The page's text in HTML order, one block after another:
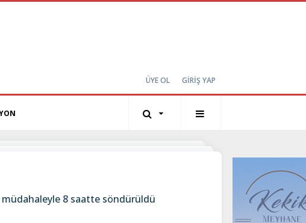
ÜYE OL GİRİŞ YAP
müdahaleyle 8 saatte söndürüldü